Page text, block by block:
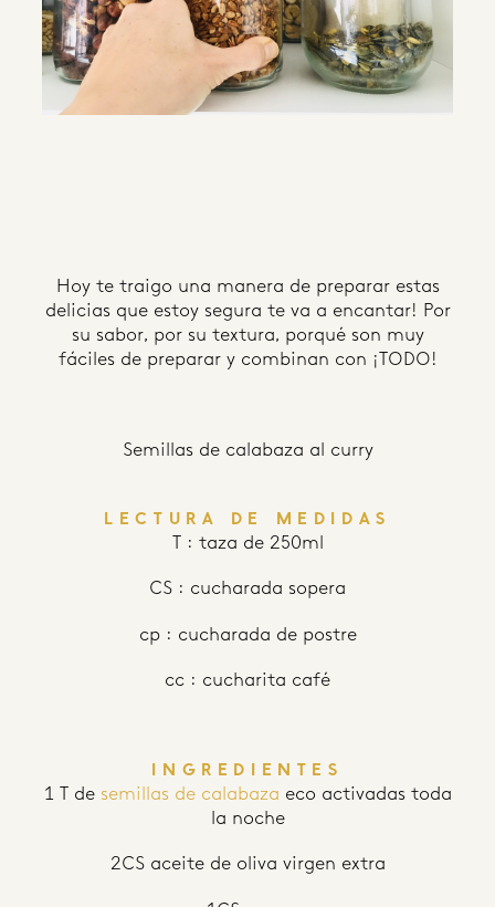
Hoy te traigo una manera de preparar estas
delicias que estoy segura te va a encantar! Por
su sabor, por su textura, porqué son muy
fáciles de preparar y combinan con ¡TODO!
Semillas de calabaza al curry
LECTURA DE MEDIDAS
T : taza de 250ml
CS : cucharada sopera
cp : cucharada de postre
cc : cucharita café
INGREDIENTES
1 T de semillas de calabaza eco activadas toda
la noche
2CS aceite de oliva virgen extra